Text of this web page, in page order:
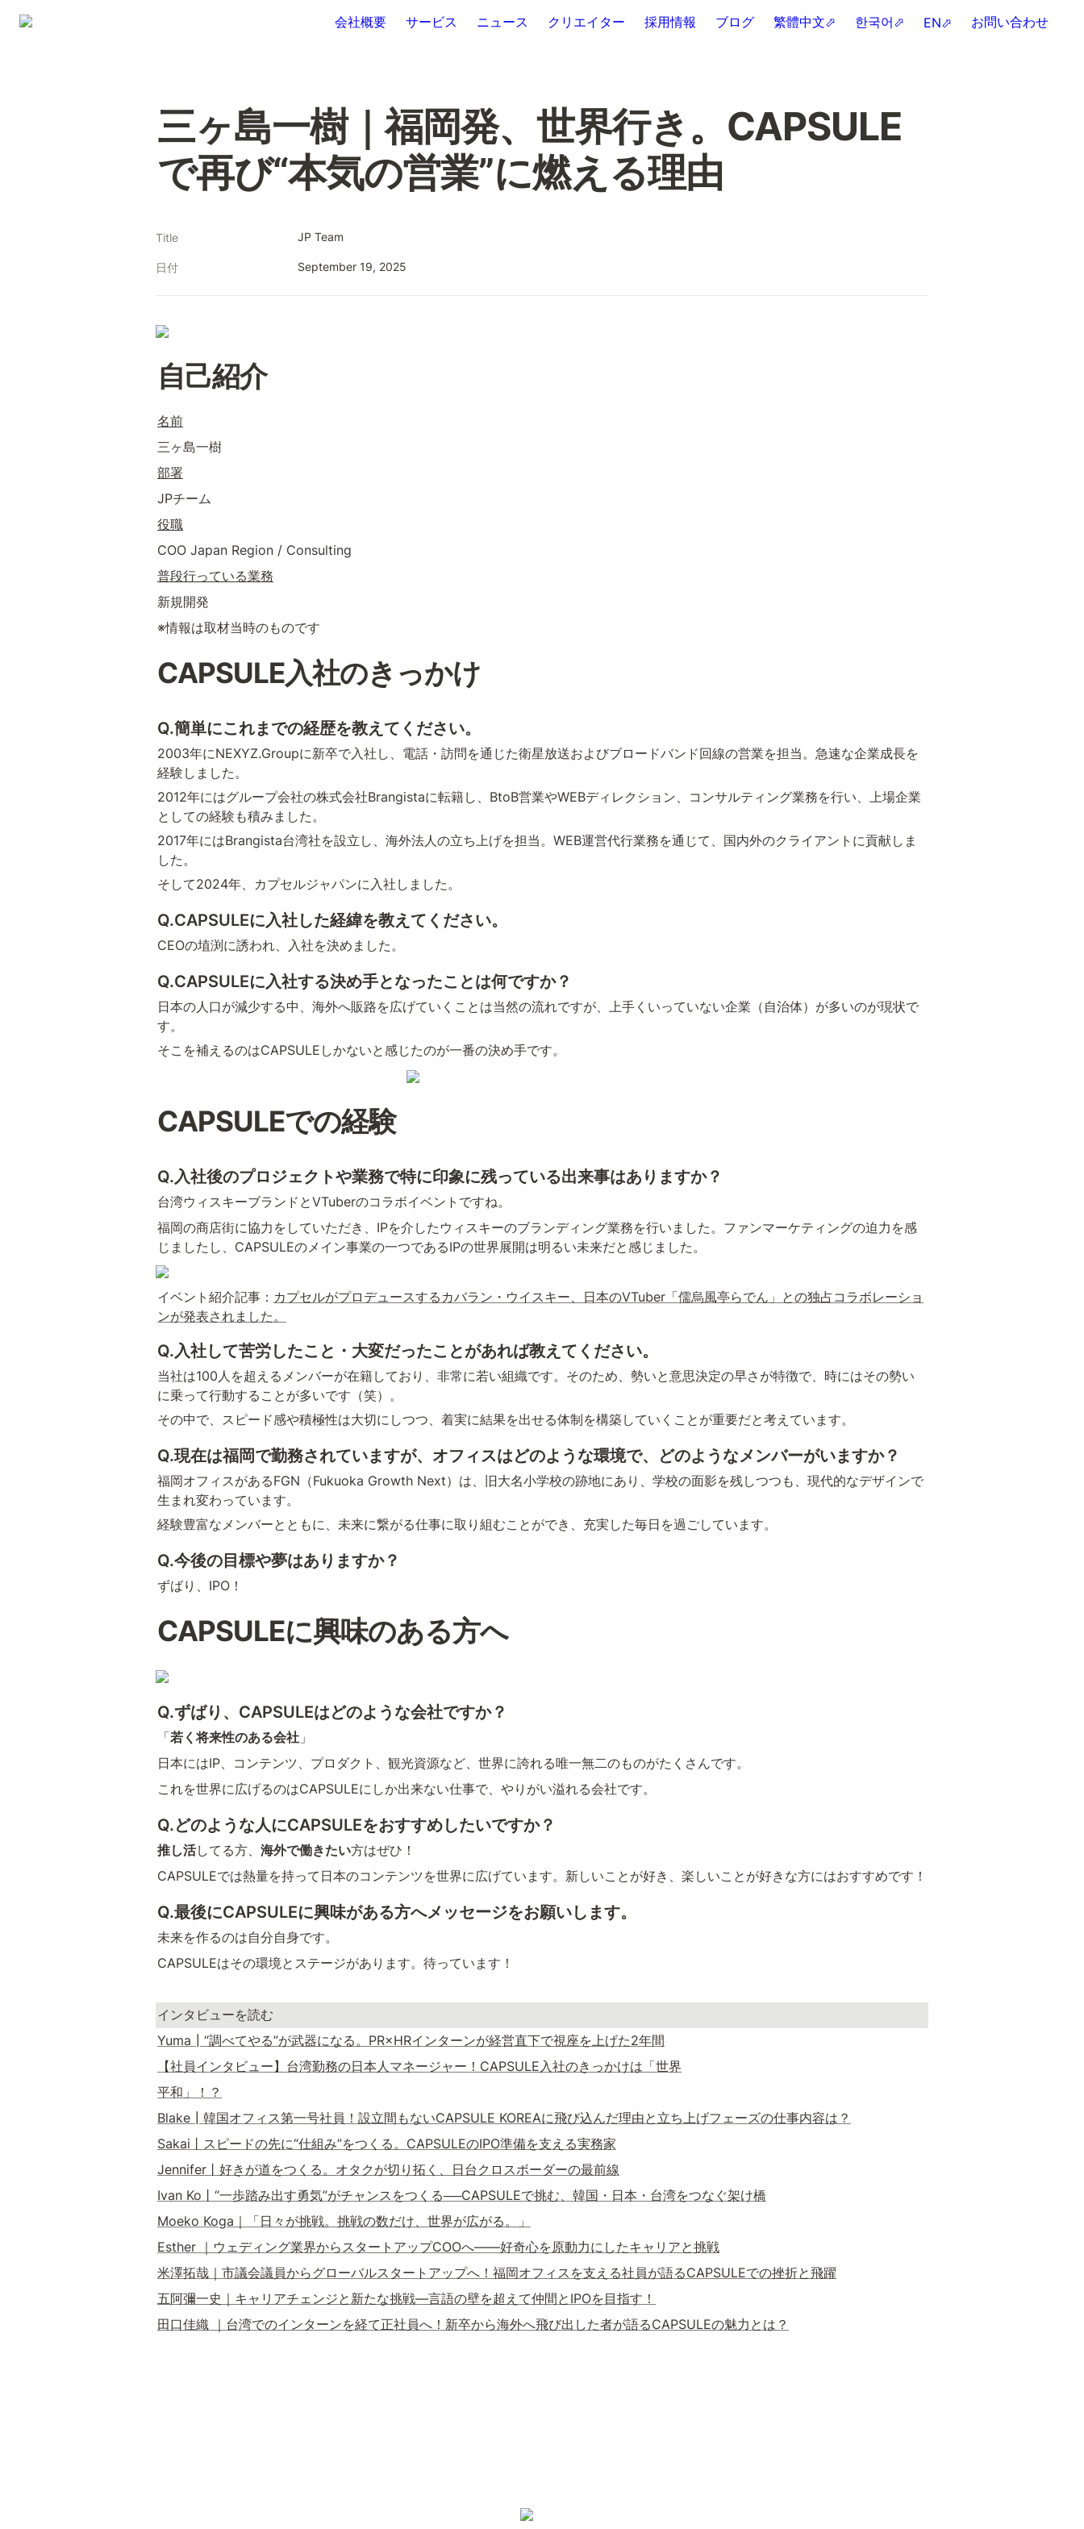
会社概要 サービス ニュース クリエイター 採用情報 ブログ 繁體中文⬀ 한국어⬀ EN⬀ お問い合わせ
三ヶ島一樹｜福岡発、世界行き。CAPSULE
で再び“本気の営業”に燃える理由
Title JP Team
日付 September 19, 2025
自己紹介
名前
三ヶ島一樹
部署
JPチーム
役職
COO Japan Region / Consulting
普段行っている業務
新規開発
※情報は取材当時のものです
CAPSULE入社のきっかけ
Q.簡単にこれまでの経歴を教えてください。
2003年にNEXYZ.Groupに新卒で入社し、電話・訪問を通じた衛星放送およびブロードバンド回線の営業を担当。急速な企業成長を
経験しました。
2012年にはグループ会社の株式会社Brangistaに転籍し、BtoB営業やWEBディレクション、コンサルティング業務を行い、上場企業
としての経験も積みました。
2017年にはBrangista台湾社を設立し、海外法人の立ち上げを担当。WEB運営代行業務を通じて、国内外のクライアントに貢献しま
した。
そして2024年、カプセルジャパンに入社しました。
Q.CAPSULEに入社した経緯を教えてください。
CEOの埴渕に誘われ、入社を決めました。
Q.CAPSULEに入社する決め手となったことは何ですか？
日本の人口が減少する中、海外へ販路を広げていくことは当然の流れですが、上手くいっていない企業（自治体）が多いのが現状で
す。
そこを補えるのはCAPSULEしかないと感じたのが一番の決め手です。
CAPSULEでの経験
Q.入社後のプロジェクトや業務で特に印象に残っている出来事はありますか？
台湾ウィスキーブランドとVTuberのコラボイベントですね。
福岡の商店街に協力をしていただき、IPを介したウィスキーのブランディング業務を行いました。ファンマーケティングの迫力を感
じましたし、CAPSULEのメイン事業の一つであるIPの世界展開は明るい未来だと感じました。
イベント紹介記事： カプセルがプロデュースするカバラン・ウイスキー、日本のVTuber「儒烏風亭らでん」との独占コラボレーショ
ンが発表されました。
Q.入社して苦労したこと・大変だったことがあれば教えてください。
当社は100人を超えるメンバーが在籍しており、非常に若い組織です。そのため、勢いと意思決定の早さが特徴で、時にはその勢い
に乗って行動することが多いです（笑）。
その中で、スピード感や積極性は大切にしつつ、着実に結果を出せる体制を構築していくことが重要だと考えています。
Q.現在は福岡で勤務されていますが、オフィスはどのような環境で、どのようなメンバーがいますか？
福岡オフィスがあるFGN（Fukuoka Growth Next）は、旧大名小学校の跡地にあり、学校の面影を残しつつも、現代的なデザインで
生まれ変わっています。
経験豊富なメンバーとともに、未来に繋がる仕事に取り組むことができ、充実した毎日を過ごしています。
Q.今後の目標や夢はありますか？
ずばり、IPO！
CAPSULEに興味のある方へ
Q.ずばり、CAPSULEはどのような会社ですか？
「若く将来性のある会社 」
日本にはIP、コンテンツ、プロダクト、観光資源など、世界に誇れる唯一無二のものがたくさんです。
これを世界に広げるのはCAPSULEにしか出来ない仕事で、やりがい溢れる会社です。
Q.どのような人にCAPSULEをおすすめしたいですか？
推し活してる方、 海外で働きたい方はぜひ！
CAPSULEでは熱量を持って日本のコンテンツを世界に広げています。新しいことが好き、楽しいことが好きな方にはおすすめです！
Q.最後にCAPSULEに興味がある方へメッセージをお願いします。
未来を作るのは自分自身です。
CAPSULEはその環境とステージがあります。待っています！
インタビューを読む
Yuma┃“調べてやる”が武器になる。PR×HRインターンが経営直下で視座を上げた2年間
【社員インタビュー】台湾勤務の日本人マネージャー！CAPSULE入社のきっかけは「世界
平和」！？
Blake┃韓国オフィス第一号社員！設立間もないCAPSULE KOREAに飛び込んだ理由と立ち上げフェーズの仕事内容は？
Sakai丨スピードの先に“仕組み”をつくる。CAPSULEのIPO準備を支える実務家
Jennifer丨好きが道をつくる。オタクが切り拓く、日台クロスボーダーの最前線
Ivan Ko丨“一歩踏み出す勇気”がチャンスをつくる──CAPSULEで挑む、韓国・日本・台湾をつなぐ架け橋
Moeko Koga｜「日々が挑戦。挑戦の数だけ、世界が広がる。」
Esther ｜ウェディング業界からスタートアップCOOへ——好奇心を原動力にしたキャリアと挑戦
米澤拓哉｜市議会議員からグローバルスタートアップへ！福岡オフィスを支える社員が語るCAPSULEでの挫折と飛躍
五阿彌一史｜キャリアチェンジと新たな挑戦―言語の壁を超えて仲間とIPOを目指す！
田口佳織 ｜台湾でのインターンを経て正社員へ！新卒から海外へ飛び出した者が語るCAPSULEの魅力とは？